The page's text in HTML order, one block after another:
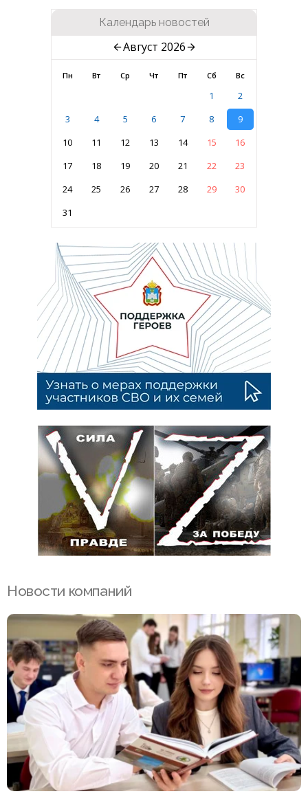
Календарь новостей
Август 2026
Пн Вт Ср Чт Пт Сб Вс
1
2
3
4 5 6 7 8
9
10
11 12 13 14 15
16
17
18 19 20 21 22
23
24
25 26 27 28 29
30
31
Новости компаний